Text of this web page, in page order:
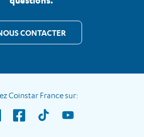
CONTACTER
Coinstar France sur: